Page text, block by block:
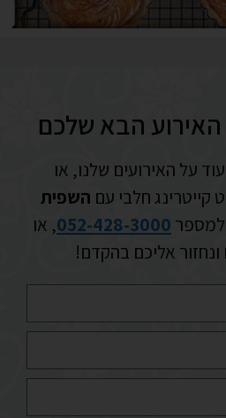
האירוע הבא שלכם
על האירועים שלנו, או
קייטרינג חלבי עם השפית
052-428-3000, או
אליכם בהקדם!